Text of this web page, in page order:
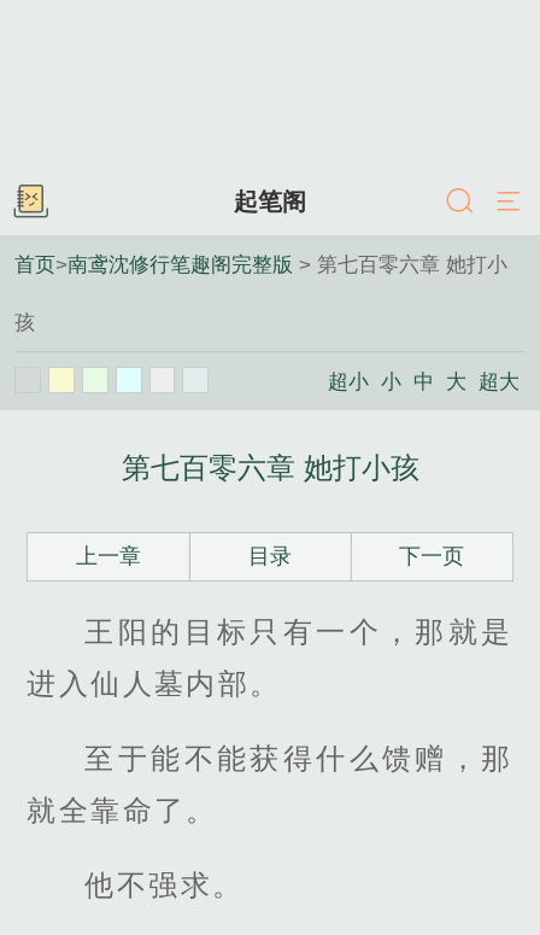
起笔阁
首页>南鸢沈修行笔趣阁完整版 > 第七百零六章 她打小
孩
超小 小 中 大 超大
第七百零六章 她打小孩
上一章 目录 下一页
王阳的目标只有一个，那就是
进入仙人墓内部。
至于能不能获得什么馈赠，那
就全靠命了。
他不强求。